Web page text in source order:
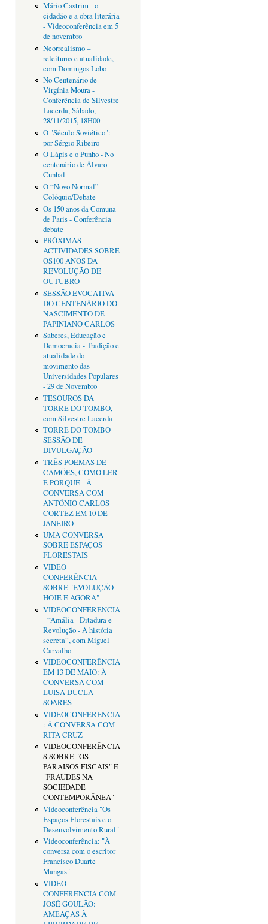
Mário Castrim - o
cidadão e a obra literária
- Videoconferência em 5
de novembro
Neorrealismo –
releituras e atualidade,
com Domingos Lobo
No Centenário de
Virgínia Moura -
Conferência de Silvestre
Lacerda, Sábado,
28/11/2015, 18H00
O "Século Soviético":
por Sérgio Ribeiro
O Lápis e o Punho - No
centenário de Álvaro
Cunhal
O “Novo Normal” -
Colóquio/Debate
Os 150 anos da Comuna
de Paris - Conferência
debate
PRÓXIMAS
ACTIVIDADES SOBRE
OS100 ANOS DA
REVOLUÇÃO DE
OUTUBRO
SESSÃO EVOCATIVA
DO CENTENÁRIO DO
NASCIMENTO DE
PAPINIANO CARLOS
Saberes, Educação e
Democracia - Tradição e
atualidade do
movimento das
Universidades Populares
- 29 de Novembro
TESOUROS DA
TORRE DO TOMBO,
com Silvestre Lacerda
TORRE DO TOMBO -
SESSÃO DE
DIVULGAÇÃO
TRÊS POEMAS DE
CAMÕES, COMO LER
E PORQUÊ - À
CONVERSA COM
ANTÓNIO CARLOS
CORTEZ EM 10 DE
JANEIRO
UMA CONVERSA
SOBRE ESPAÇOS
FLORESTAIS
VIDEO
CONFERÊNCIA
SOBRE "EVOLUÇÃO
HOJE E AGORA"
VIDEOCONFERÊNCIA
- “Amália - Ditadura e
Revolução - A história
secreta”, com Miguel
Carvalho
VIDEOCONFERÊNCIA
EM 13 DE MAIO: À
CONVERSA COM
LUÍSA DUCLA
SOARES
VIDEOCONFERÊNCIA
: À CONVERSA COM
RITA CRUZ
VIDEOCONFERÊNCIA
S SOBRE "OS
PARAÍSOS FISCAIS" E
"FRAUDES NA
SOCIEDADE
CONTEMPORÂNEA"
Videoconferência "Os
Espaços Florestais e o
Desenvolvimento Rural"
Videoconferência: "À
conversa com o escritor
Francisco Duarte
Mangas"
VÍDEO
CONFERÊNCIA COM
JOSÉ GOULÃO:
AMEAÇAS À